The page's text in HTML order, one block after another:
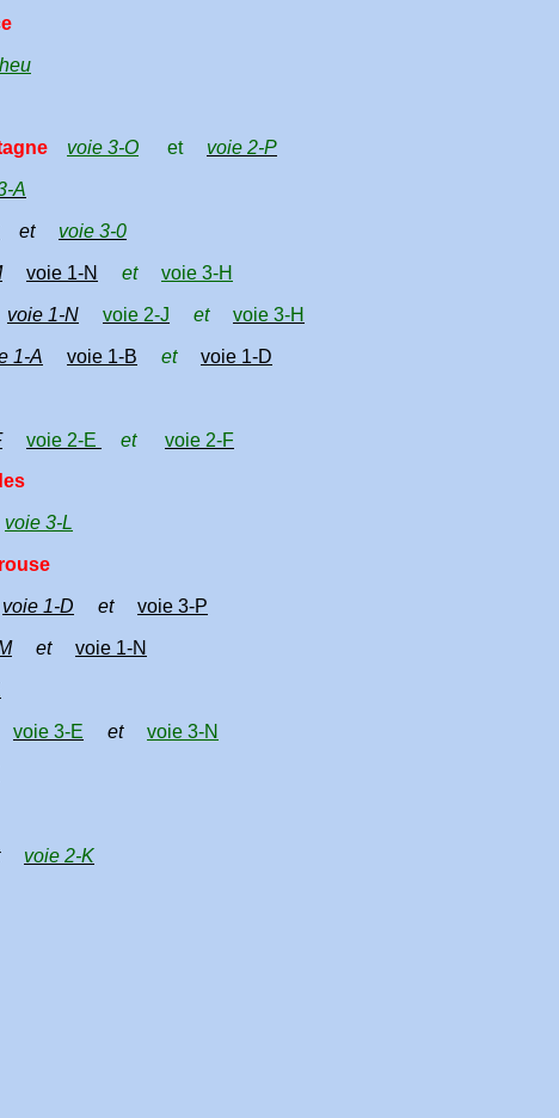
voie 3-O et voie 2-P
A
et voie 3-0
voie 1-N et voie 3-H
voie 1-N voie 2-J et voie 3-H
1-A voie 1-B et voie 1-D
voie 2-E et voie 2-F
voie 3-L
voie 1-D et voie 3-P
et voie 1-N
voie 3-E et voie 3-N
voie 2-K